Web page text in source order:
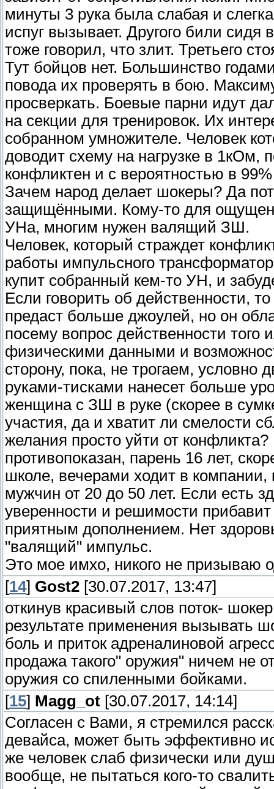
минуты 3 рука была слабая и
испуг вызывает. Другого били сидя
тоже говорил, что злит. Третьего
Тут бойцов нет. Большинство
повода их проверять в бою.
просверкать. Боевые парни идут
на секции для тренировок. Их
собранном умножителе. Человек
доводит схему на нагрузке в
конфликтен и с вероятностью в
Зачем народ делает шокеры? Да
защищёнными. Кому-то для
УНа, многим нужен валящий ЗШ.
Человек, который страждет
работы импульсного
купит собранный кем-то УН, и
Если говорить об действенности,
предаст больше джоулей, но он
посему вопрос действенности того
физическими данными и
сторону, пока, не трогаем, условно
руками-тисками нанесет больше
женщина с ЗШ в руке (скорее в
участия, да и хватит ли смелости
желания просто уйти от
противопоказан, парень 16 лет,
школе, вечерами ходит в компании,
мужчин от 20 до 50 лет. Если есть
уверенности и решимости
приятным дополнением. Нет
"валящий" импульс.
Это мое имхо, никого не призываю
[14] Gost2 [30.07.2017, 13:47]
откинув красивый слов поток-
результате применения вызывать
боль и приток адреналиновой
продажа такого" оружия" ничем не
оружия со спиленными бойками.
[15] Magg_ot [30.07.2017, 14:14]
Согласен с Вами, я стремился
девайса, может быть эффективно
же человек слаб физически или
вообще, не пытаться кого-то